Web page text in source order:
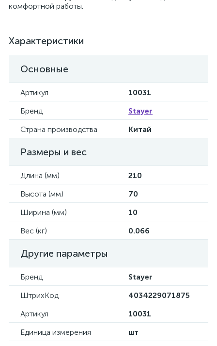
комфортной работы.
Характеристики
Основные
Артикул
10031
Бренд
Stayer
Страна производства
Китай
Размеры и вес
Длина (мм)
210
Высота (мм)
70
Ширина (мм)
10
Вес (кг)
0.066
Другие параметры
Бренд
Stayer
ШтрихКод
4034229071875
Артикул
10031
Единица измерения
шт